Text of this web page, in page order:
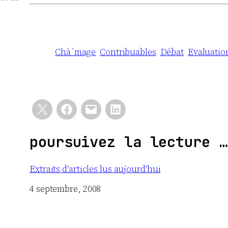
Chà´mage Contribuables Débat
poursuivez la lecture …
Extraits d'articles lus aujourd'hui
Date
4 septembre, 2008